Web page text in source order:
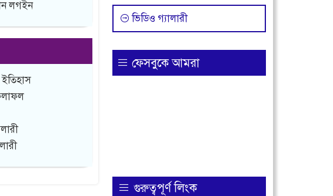
লগইন
ইতিহাস
ভিডিও গ্যালারী
ফেসবুকে আমরা
গুরুত্বপূর্ণ লিংক